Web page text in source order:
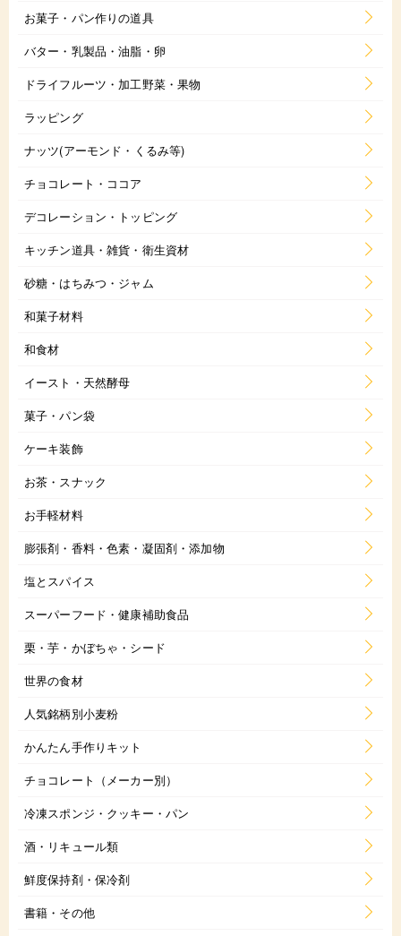
お菓子・パン作りの道具
バター・乳製品・油脂・卵
ドライフルーツ・加工野菜・果物
ラッピング
ナッツ(アーモンド・くるみ等)
チョコレート・ココア
デコレーション・トッピング
キッチン道具・雑貨・衛生資材
砂糖・はちみつ・ジャム
和菓子材料
和食材
イースト・天然酵母
菓子・パン袋
ケーキ装飾
お茶・スナック
お手軽材料
膨張剤・香料・色素・凝固剤・添加物
塩とスパイス
スーパーフード・健康補助食品
栗・芋・かぼちゃ・シード
世界の食材
人気銘柄別小麦粉
かんたん手作りキット
チョコレート（メーカー別）
冷凍スポンジ・クッキー・パン
酒・リキュール類
鮮度保持剤・保冷剤
書籍・その他